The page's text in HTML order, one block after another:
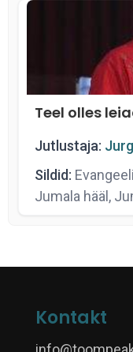
Teel olles
Jutlustaja:
Sildid:
Jumala hääl,
Kontakt